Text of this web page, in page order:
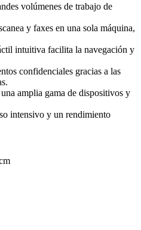
volúmenes de trabajo de
y faxes en una sola máquina,
intuitiva facilita la navegación y
confidenciales gracias a las
amplia gama de dispositivos y
intensivo y un rendimiento